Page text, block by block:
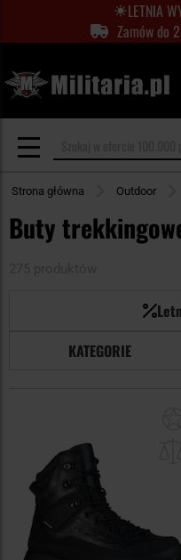
LETNIA
Zamów do
Strona główna Outdoor
Buty
KATEGORIE